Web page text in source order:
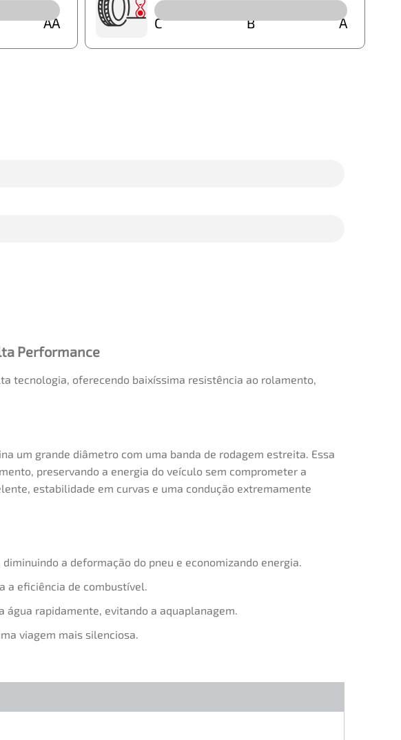
AA C B A
Performance
tecnologia, oferecendo baixíssima resistência ao rolamento,
um grande diâmetro com uma banda de rodagem estreita. Essa
preservando a energia do veículo sem comprometer a
estabilidade em curvas e uma condução extremamente
a deformação do pneu e economizando energia.
a eficiência de combustível.
água rapidamente, evitando a aquaplanagem.
viagem mais silenciosa.